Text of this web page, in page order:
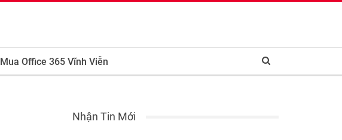
Mua Office 365 Vĩnh Viễn
Nhận Tin Mới